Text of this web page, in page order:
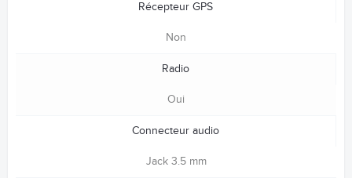
Récepteur GPS
Non
Radio
Oui
Connecteur audio
Jack 3.5 mm